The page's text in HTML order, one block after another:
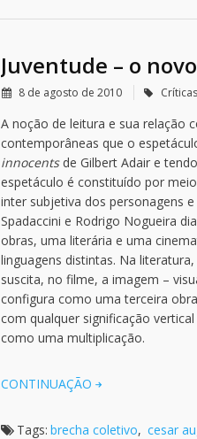
Juventude – o
8 de agosto de 2010 Críticas
A noção de leitura e sua relação
contemporâneas que o
innocents de Gilbert Adair e
espetáculo é constituído por
inter subjetiva dos personagens
Spadaccini e Rodrigo Nogueira
obras, uma literária e uma
linguagens distintas. Na
suscita, no filme, a imagem –
configura como uma terceira
com qualquer significação
como uma multiplicação.
CONTINUAÇÃO
Tags: brecha coletivo, cesar